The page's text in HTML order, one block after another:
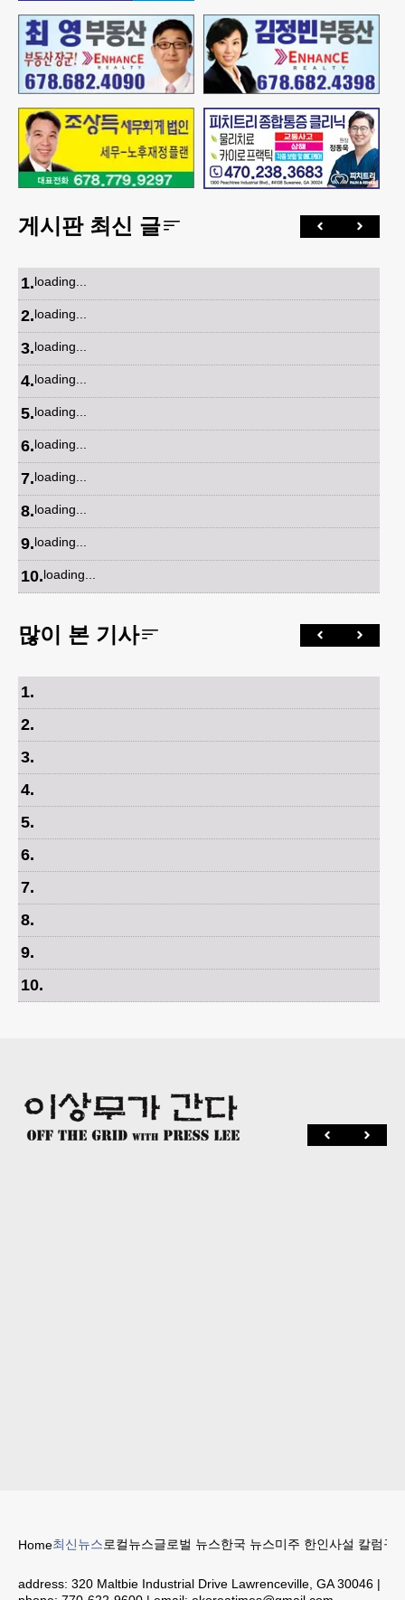
게시판 최신 글
1.loading...
2.loading...
3.loading...
4.loading...
5.loading...
6.loading...
7.loading...
8.loading...
9.loading...
10.loading...
많이 본 기사
1.
2.
3.
4.
5.
6.
7.
8.
9.
10.
Home최신뉴스로컬뉴스글로벌 뉴스한국 뉴스미주 한인사설 칼럼구
address: 320 Maltbie Industrial Drive Lawrenceville, GA 30046 |